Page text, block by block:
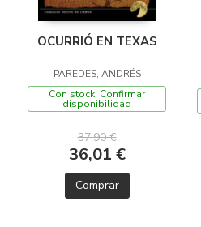
OCURRIÓ EN TEXAS
PAREDES, ANDRÉS
Con stock. Confirmar
disponibilidad
37,90 €
36,01 €
Comprar